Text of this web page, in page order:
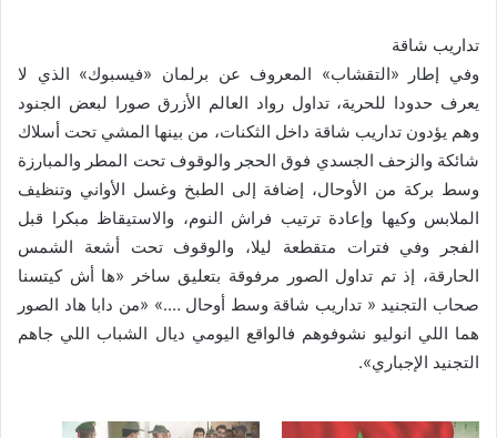
تداريب شاقة
وفي إطار «التقشاب» المعروف عن برلمان «فيسبوك» الذي لا
يعرف حدودا للحرية، تداول رواد العالم الأزرق صورا لبعض الجنود
وهم يؤدون تداريب شاقة داخل الثكنات، من بينها المشي تحت أسلاك
شائكة والزحف الجسدي فوق الحجر والوقوف تحت المطر والمبارزة
وسط بركة من الأوحال، إضافة إلى الطبخ وغسل الأواني وتنظيف
الملابس وكيها وإعادة ترتيب فراش النوم، والاستيقاظ مبكرا قبل
الفجر وفي فترات متقطعة ليلا، والوقوف تحت أشعة الشمس
الحارقة، إذ تم تداول الصور مرفوقة بتعليق ساخر «ها أش كيتسنا
صحاب التجنيد « تداريب شاقة وسط أوحال ….» «من دابا هاد الصور
هما اللي انوليو نشوفوهم فالواقع اليومي ديال الشباب اللي جاهم
التجنيد الإجباري».